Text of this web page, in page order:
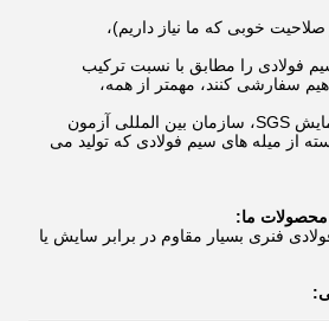
صلاحیت خوبی که ما نیاز داریم)،
سیم فولادی را مطابق با نسبت ترکیب
سفارشی کنند، مهمتر از همه،
آنها باید بتوانند گزارش آزمایش SGS، سازمان بین المللی آزمون
از میله های سیم فولادی که تولید می
ما:
فنری بسیار مقاوم در برابر سایش یا